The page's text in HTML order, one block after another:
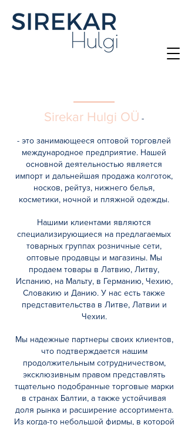
Sirekar Hulgi OÜ -
- это занимающееся оптовой торговлей
международное предприятие. Нашей
основной деятельностью является
импорт и дальнейшая продажа колготок,
носков, рейтуз, нижнего белья,
косметики, ночной и пляжной одежды.
Нашими клиентами являются
специализирующиеся на предлагаемых
товарных группах розничные сети,
оптовые продавцы и магазины. Мы
продаем товары в Латвию, Литву,
Испанию, на Мальту, в Германию, Чехию,
Словакию и Данию. У нас есть также
представительства в Литве, Латвии и
Чехии.
Мы надежные партнеры своих клиентов,
что подтверждается нашим
продолжительным сотрудничеством,
эксклюзивным правом представлять
тщательно подобранные торговые марки
в странах Балтии, а также устойчивая
доля рынка и расширение ассортимента.
Из когда-то небольшой фирмы, в которой